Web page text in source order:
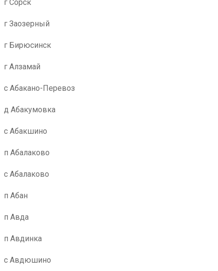
г Сорск
г Заозерный
г Бирюсинск
г Алзамай
с Абакано-Перевоз
д Абакумовка
с Абакшино
п Абалаково
с Абалаково
п Абан
п Авда
п Авдинка
с Авдюшино